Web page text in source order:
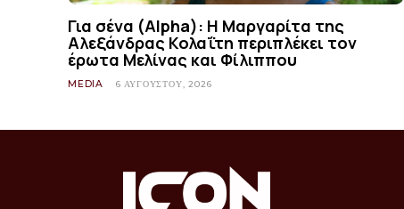
Για σένα (Alpha): Η Μαργαρίτα της
Αλεξάνδρας Κολαΐτη περιπλέκει τον
έρωτα Μελίνας και Φίλιππου
MEDIA 6 ΑΥΓΟΎΣΤΟΥ, 2026